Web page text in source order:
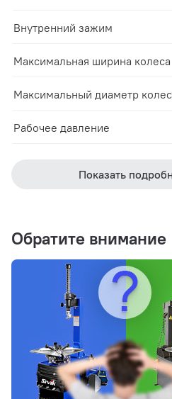
Внутренний зажим
Максимальная ширина колеса
Максимальный диаметр
Рабочее давление
Показать
Обратите внимание